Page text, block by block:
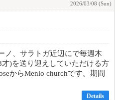
2026/03/08 (Sun)
ノ、サラトガ近辺にで毎週木
)を送り迎えしていただける方
からMenlo churchです。期間
Details